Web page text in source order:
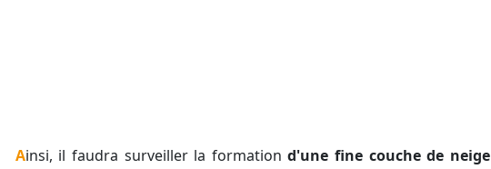
Ainsi, il faudra surveiller la formationd'une fine couche de neige